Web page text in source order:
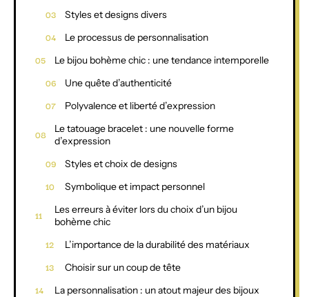
Styles et designs divers
Le processus de personnalisation
Le bijou bohème chic : une tendance intemporelle
Une quête d’authenticité
Polyvalence et liberté d’expression
Le tatouage bracelet : une nouvelle forme
d’expression
Styles et choix de designs
Symbolique et impact personnel
Les erreurs à éviter lors du choix d’un bijou
bohème chic
L’importance de la durabilité des matériaux
Choisir sur un coup de tête
La personnalisation : un atout majeur des bijoux